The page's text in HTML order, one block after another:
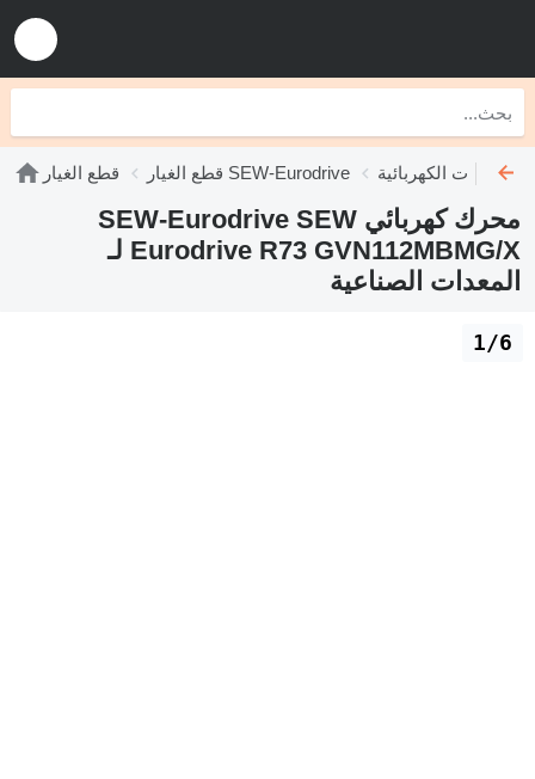
قطع الغيار قطع الغيار SEW-Eurodrive
محرك كهربائي SEW-Eurodrive SEW
Eurodrive R73 GVN112MBMG/X لـ
المعدات الصناعية
1/6